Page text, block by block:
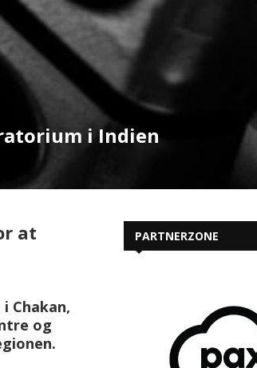
i Indien
at
Chakan,
og
PARTNERZONE